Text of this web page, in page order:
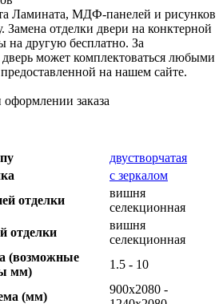
Ламината, МДФ-панелей и рисунков
отделки двери на конктерной
на другую бесплатно. За
может комплектоваться любыми
на нашем сайте.
заказа
двустворчатая
с зеркалом
отделки
вишня
селекционная
отделки
вишня
селекционная
(возможные
мм)
1.5 - 10
(мм)
900х2080 -